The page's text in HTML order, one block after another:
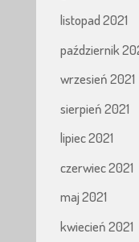
listopad 2021
październik
wrzesień 2021
sierpień 2021
lipiec 2021
czerwiec 2021
maj 2021
kwiecień 2021